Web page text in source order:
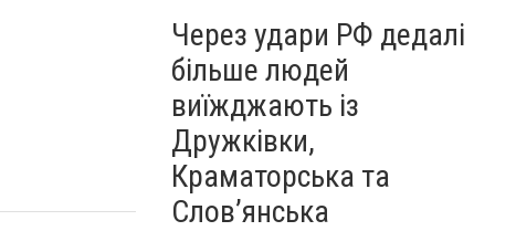
Через удари РФ дедалі
більше людей
виїжджають із
Дружківки,
Краматорська та
Слов’янська